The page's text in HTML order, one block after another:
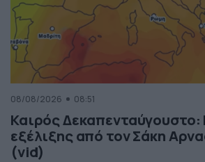
08/08/2026 08:51
Καιρός
εξέλιξης από τον Σάκη
(vid)